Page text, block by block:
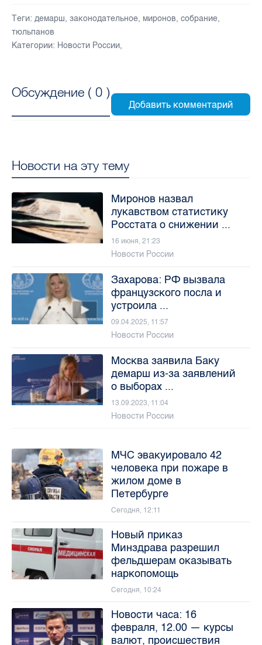
Теги: демарш, законодательное, миронов, собрание,
тюльпанов
Категории: Новости России,
Обсуждение ( 0 )
Новости на эту тему
Миронов назвал
лукавством статистику
Росстата о снижении ...
16 июня, 21:23
Новости России
Захарова: РФ вызвала
французского посла и
устроила ...
09.04.2025, 11:57
Новости России
Москва заявила Баку
демарш из-за заявлений
о выборах ...
13.09.2023, 11:04
Новости России
МЧС эвакуировало 42
человека при пожаре в
жилом доме в
Петербурге
Сегодня, 12:11
Новый приказ
Минздрава разрешил
фельдшерам оказывать
наркопомощь
Сегодня, 10:24
Новости часа: 16
февраля, 12.00 — курсы
валют, происшествия